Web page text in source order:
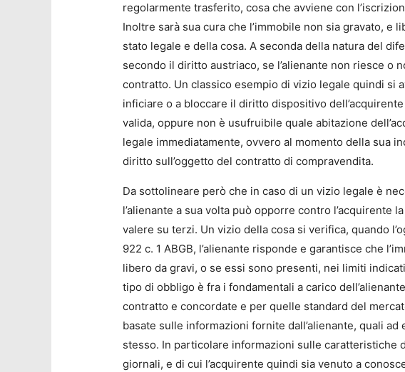
regolarmente trasferito, cosa che avviene con
Inoltre sarà sua cura che l’immobile non sia gravato,
stato legale e della cosa. A seconda della natura del
secondo il diritto austriaco, se l’alienante non riesce o
contratto. Un classico esempio di vizio legale quindi si
inficiare o a bloccare il diritto dispositivo
valida, oppure non è usufruibile quale abitazione
legale immediatamente, ovvero al momento della sua
diritto sull’oggetto del contratto di compravendita.
Da sottolineare però che in caso di un vizio legale è
l’alienante a sua volta può opporre contro l’acquirente
valere su terzi. Un vizio della cosa si verifica, quando
922 c. 1 ABGB, l’alienante risponde e garantisce che
libero da gravi, o se essi sono presenti, nei limiti
tipo di obbligo è fra i fondamentali a carico
contratto e concordate e per quelle standard del
basate sulle informazioni fornite dall’alienante, quali
stesso. In particolare informazioni sulle caratteristiche
giornali, e di cui l’acquirente quindi sia venuto a